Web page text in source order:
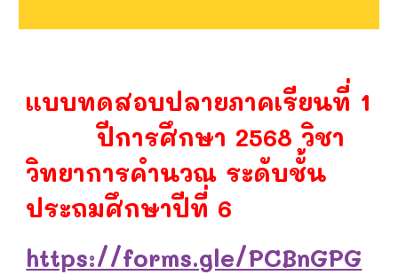
แบบทดสอบปลายภาคเรียนที่ 1
ปีการศึกษา 2568 วิชา
วิทยาการคำนวณ ระดับชั้น
ประถมศึกษาปีที่ 6
https://forms.gle/PCBnGPG